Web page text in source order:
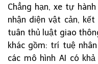
Chẳng hạn, xe tự
nhận diện vật cản,
tuân thủ luật giao
khác gồm: trí tuệ
các mô hình AI có